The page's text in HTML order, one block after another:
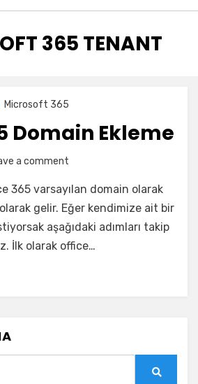
365 TENANT
Microsoft 365
Domain Ekleme
a comment
365
Domain
Ekleme
365 varsayılan domain olarak
gelir. Eğer kendimize ait bir
aşağıdaki adımları takip
İlk olarak office…